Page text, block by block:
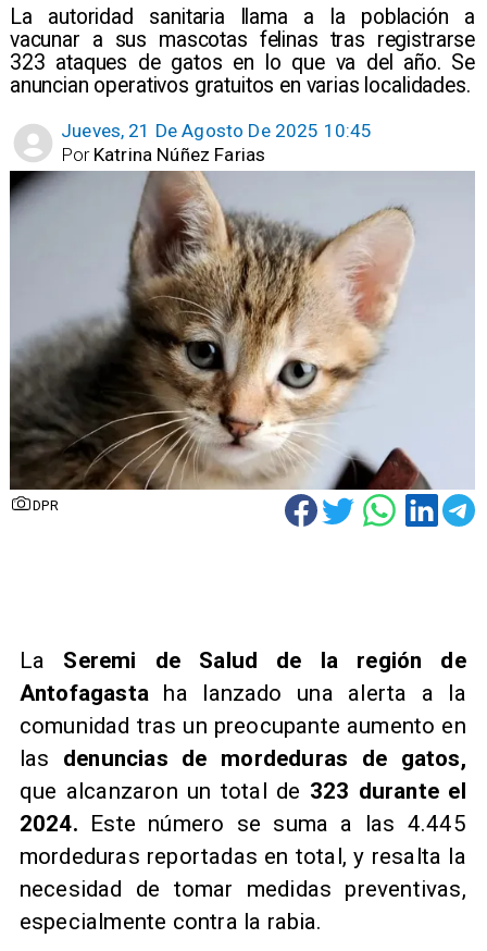
​La autoridad sanitaria llama a la población a
vacunar a sus mascotas felinas tras registrarse
323 ataques de gatos en lo que va del año. Se
anuncian operativos gratuitos en varias localidades.
Jueves, 21 De Agosto De 2025 10:45
Katrina Núñez Farias
Por
DPR
La Seremi de Salud de la región de
Antofagasta ha lanzado una alerta a la
comunidad tras un preocupante aumento en
las denuncias de mordeduras de gatos,
que alcanzaron un total de 323 durante el
2024. Este número se suma a las 4.445
mordeduras reportadas en total, y resalta la
necesidad de tomar medidas preventivas,
especialmente contra la rabia.